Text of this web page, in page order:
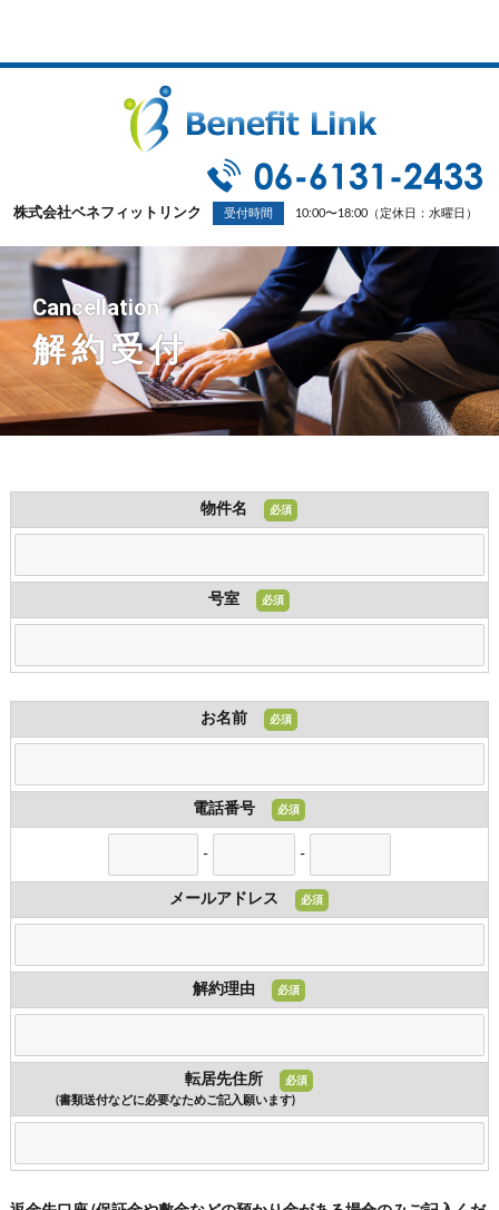
株式会社ベネフィットリンク 受付時間 10:00〜18:00（定休日：水曜日）
Cancellation
解約受付
物件名 必須
号室 必須
お名前 必須
電話番号 必須
- -
メールアドレス 必須
解約理由 必須
転居先住所 必須
(書類送付などに必要なためご記入願います)